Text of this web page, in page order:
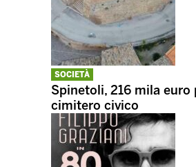
SOCIETÀ
Spinetoli, 216 mila euro
cimitero civico